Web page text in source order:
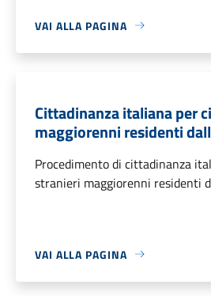
VAI ALLA PAGINA
Cittadinanza italiana per
maggiorenni residenti
Procedimento di cittadinanza
stranieri maggiorenni residenti
VAI ALLA PAGINA